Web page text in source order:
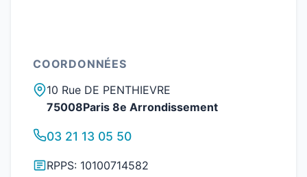
COORDONNÉES
10 Rue DE PENTHIEVRE
75008Paris 8e Arrondissement
03 21 13 05 50
RPPS: 10100714582